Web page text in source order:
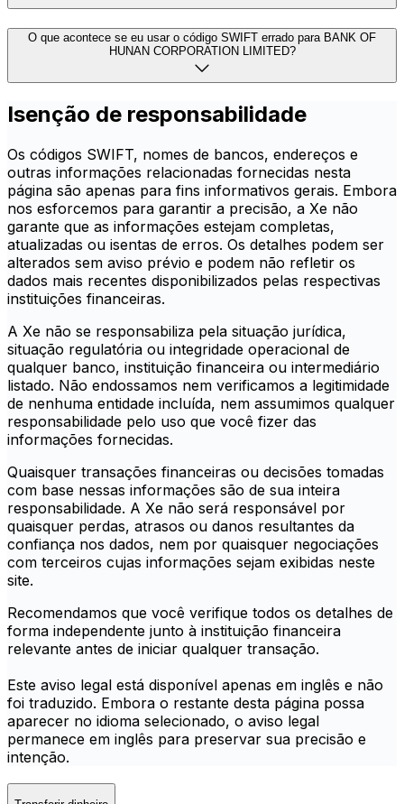
O que acontece se eu usar o código SWIFT errado para BANK OF
HUNAN CORPORATION LIMITED?
Isenção de responsabilidade
Os códigos SWIFT, nomes de bancos, endereços e
outras informações relacionadas fornecidas nesta
página são apenas para fins informativos gerais. Embora
nos esforcemos para garantir a precisão, a Xe não
garante que as informações estejam completas,
atualizadas ou isentas de erros. Os detalhes podem ser
alterados sem aviso prévio e podem não refletir os
dados mais recentes disponibilizados pelas respectivas
instituições financeiras.
A Xe não se responsabiliza pela situação jurídica,
situação regulatória ou integridade operacional de
qualquer banco, instituição financeira ou intermediário
listado. Não endossamos nem verificamos a legitimidade
de nenhuma entidade incluída, nem assumimos qualquer
responsabilidade pelo uso que você fizer das
informações fornecidas.
Quaisquer transações financeiras ou decisões tomadas
com base nessas informações são de sua inteira
responsabilidade. A Xe não será responsável por
quaisquer perdas, atrasos ou danos resultantes da
confiança nos dados, nem por quaisquer negociações
com terceiros cujas informações sejam exibidas neste
site.
Recomendamos que você verifique todos os detalhes de
forma independente junto à instituição financeira
relevante antes de iniciar qualquer transação.
Este aviso legal está disponível apenas em inglês e não
foi traduzido. Embora o restante desta página possa
aparecer no idioma selecionado, o aviso legal
permanece em inglês para preservar sua precisão e
intenção.